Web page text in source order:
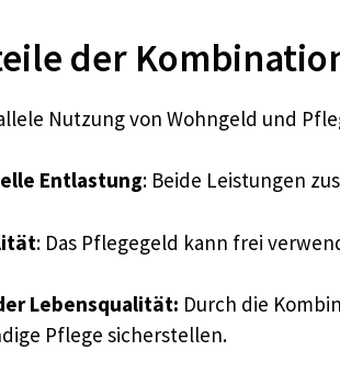
der
Nutzung von Wohngeld und
Entlastung: Beide Leistungen
: Das Pflegegeld kann frei
Lebensqualität: Durch die
Pflege sicherstellen.